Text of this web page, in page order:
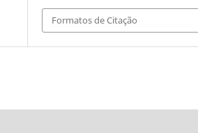
Formatos de Citação